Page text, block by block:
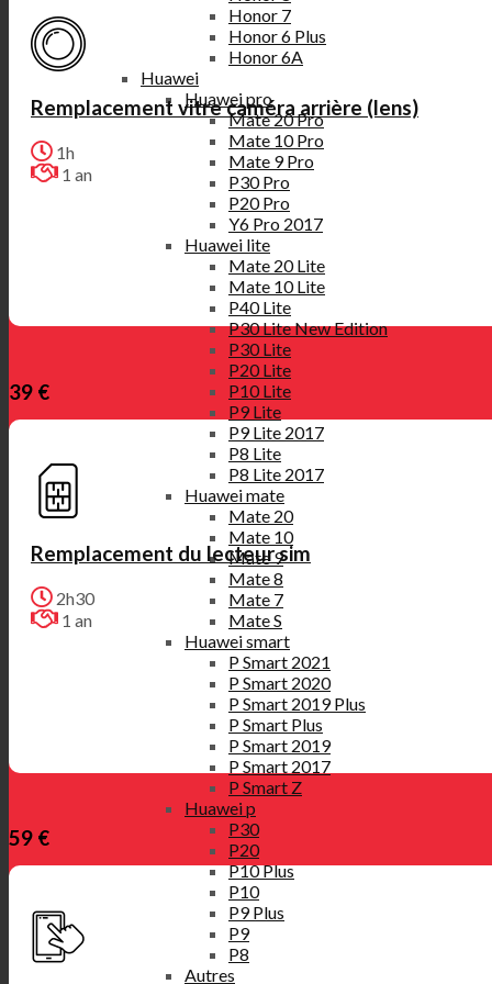
Honor 7
Honor 6 Plus
Honor 6A
Huawei
Huawei pro
Mate 20 Pro
Mate 10 Pro
Mate 9 Pro
P30 Pro
P20 Pro
Y6 Pro 2017
Huawei lite
Mate 20 Lite
Mate 10 Lite
P40 Lite
P30 Lite New Edition
P30 Lite
P20 Lite
P10 Lite
P9 Lite
P9 Lite 2017
P8 Lite
P8 Lite 2017
Huawei mate
Mate 20
Mate 10
Mate 9
Mate 8
Mate 7
Mate S
Huawei smart
P Smart 2021
P Smart 2020
P Smart 2019 Plus
P Smart Plus
P Smart 2019
P Smart 2017
P Smart Z
Huawei p
P30
P20
P10 Plus
P10
P9 Plus
P9
P8
Autres
Remplacement vitre caméra arrière (lens)
1h
1 an
39 €
Remplacement du lecteur sim
2h30
1 an
59 €